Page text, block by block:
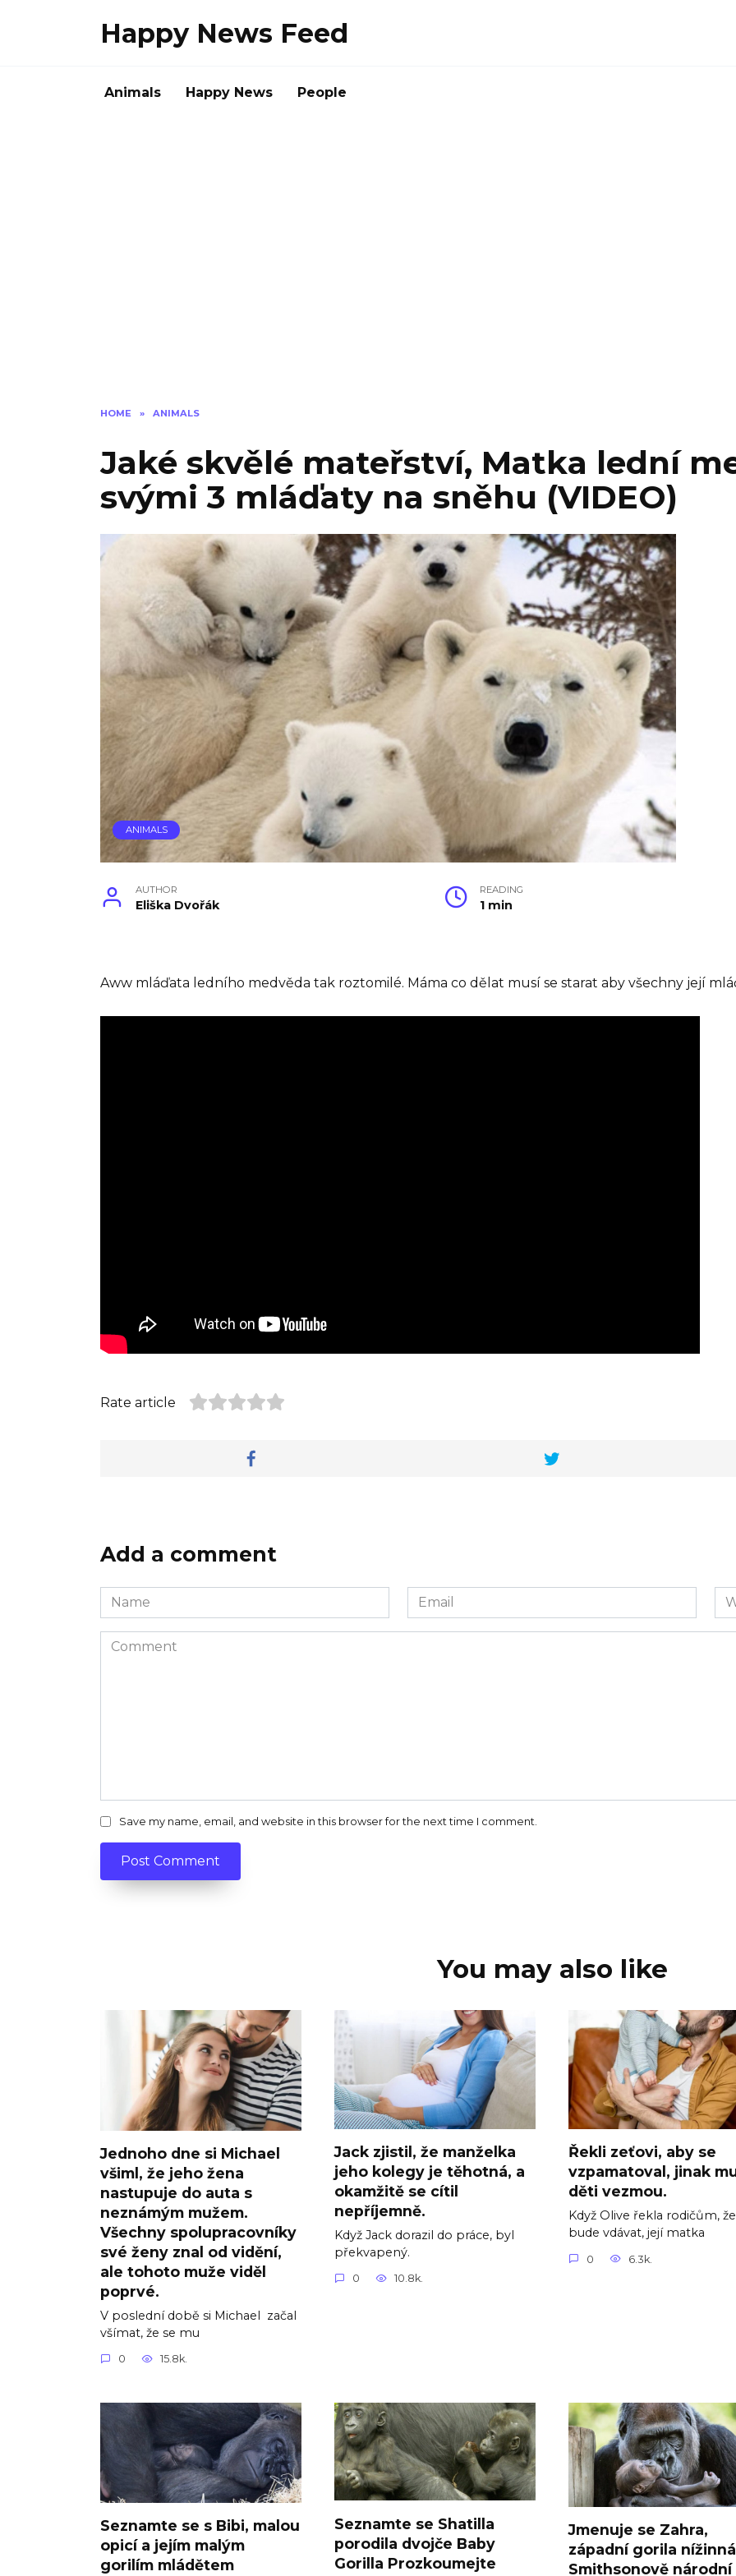
Happy News Feed
Animals Happy News People
HOME » ANIMALS
Jaké skvělé mateřství, Matka lední
svými 3 mláďaty na sněhu (VIDEO)
ANIMALS
AUTHOR
Eliška Dvořák
READING
1 min
Aww mláďata ledního medvěda tak roztomilé. Máma co dělat musí se starat aby všechny její
Rate article
Add a comment
Name
*
Email
*
Comment
Save my name, email, and website in this browser for the next time I comment.
You may also like
Jednoho dne si Michael
všiml, že jeho žena
nastupuje do auta s
neznámým mužem.
Všechny spolupracovníky
své ženy znal od vidění,
ale tohoto muže viděl
poprvé.
V poslední době si Michael začal
všímat, že se mu
0 15.8k.
Jack zjistil, že manželka
jeho kolegy je těhotná, a
okamžitě se cítil
nepříjemně.
Když Jack dorazil do práce, byl
překvapený.
0 10.8k.
Řekli zeťovi, aby se
vzpamatoval, jinak
děti vezmou.
Když Olive řekla rodičům,
bude vdávat, její matka
0 6.3k.
Seznamte se s Bibi, malou
opicí a jejím malým
gorilím mládětem
Seznamte se Shatilla
porodila dvojče Baby
Gorilla Prozkoumejte
Jmenuje se Zahra,
západní gorila
Smithsonově národní